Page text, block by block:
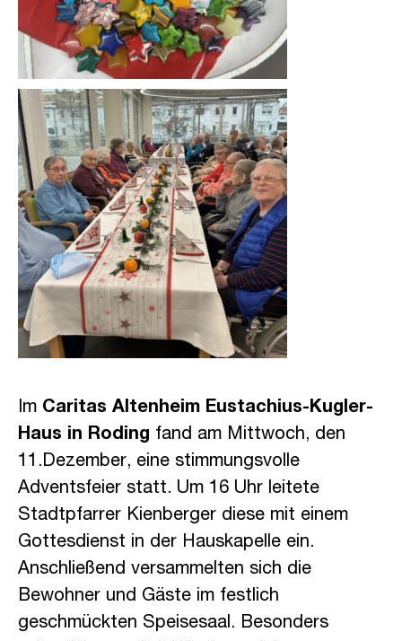
Im Caritas Altenheim Eustachius-Kugler-
Haus in Roding fand am Mittwoch, den
11.Dezember, eine stimmungsvolle
Adventsfeier statt. Um 16 Uhr leitete
Stadtpfarrer Kienberger diese mit einem
Gottesdienst in der Hauskapelle ein.
Anschließend versammelten sich die
Bewohner und Gäste im festlich
geschmückten Speisesaal. Besonders